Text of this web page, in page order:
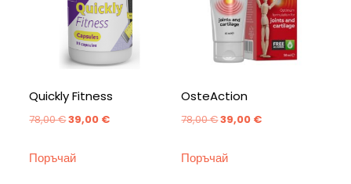
Quickly Fitness
78,00€Original
was:
39,00 €Текущата
Поръчай
OsteAction
78,00€Original
was:
39,00 €Текущата
Поръчай